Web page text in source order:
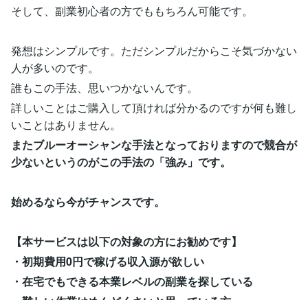
そして、副業初心者の方でももちろん可能です。
発想はシンプルです。ただシンプルだからこそ気づかない
人が多いのです。
誰もこの手法、思いつかないんです。
詳しいことはご購入して頂ければ分かるのですが何も難し
いことはありません。
またブルーオーシャンな手法となっておりますので競合が
少ないというのがこの手法の「強み」です。
始めるなら今がチャンスです。
【本サービスは以下の対象の方にお勧めです】
・初期費用0円で稼げる収入源が欲しい
・在宅でもできる本業レベルの副業を探している